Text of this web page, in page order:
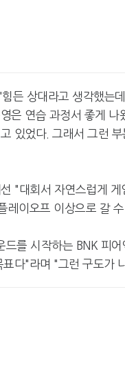
든 상대라고 생각했는
은 연습 과정서 좋게
있었다. 그래서 그런
"대회서 자연스럽게
레이오프 이상으로 갈
를 시작하는 BNK 피
다"라며 "그런 구도가